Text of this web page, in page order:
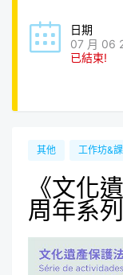
日期
07 月 06
已結束!
其他 工作坊&
《文化
周年系